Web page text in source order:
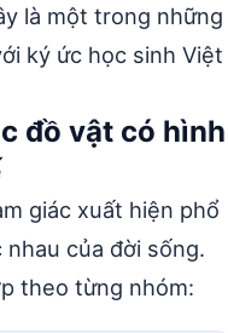
là một trong những
ký ức học sinh Việt
đồ vật có hình
giác xuất hiện phổ
của đời sống.
theo từng nhóm: